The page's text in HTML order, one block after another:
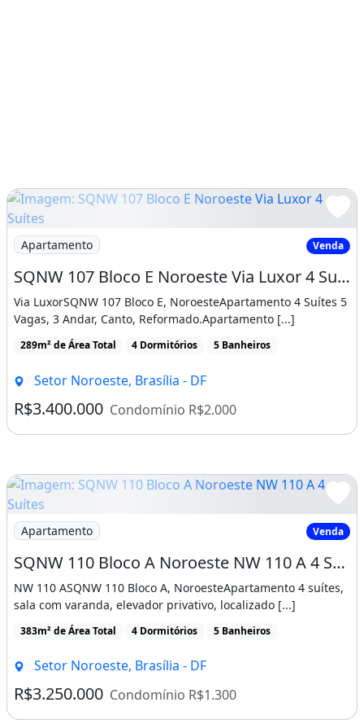
Imagem: SQNW 107 Bloco E Noroeste Via Luxor 4 Suítes
Apartamento Venda
SQNW 107 Bloco E Noroeste Via Luxor 4 Suítes 5 Vagas 229,00 m²
Via LuxorSQNW 107 Bloco E, NoroesteApartamento 4 Suítes 5
Vagas, 3 Andar, Canto, Reformado.Apartamento [...]
289m² de Área Total 4 Dormitórios 5 Banheiros
Setor Noroeste, Brasília - DF
R$3.400.000 Condomínio R$2.000
Imagem: SQNW 110 Bloco A Noroeste NW 110 A 4 Suítes
Apartamento Venda
SQNW 110 Bloco A Noroeste NW 110 A 4 Suítes 3 Vagas 191,9 6m²
NW 110 ASQNW 110 Bloco A, NoroesteApartamento 4 suítes,
sala com varanda, elevador privativo, localizado [...]
383m² de Área Total 4 Dormitórios 5 Banheiros
Setor Noroeste, Brasília - DF
R$3.250.000 Condomínio R$1.300